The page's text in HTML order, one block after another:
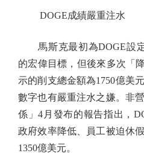
DOGE成績嚴重注水
馬斯克最初為DOGE設定
的宏偉目標，但後來多次「
示的削支總金額為1750億美
數字也有嚴重注水之嫌。非
係」4月發布的報告指出，
政府效率降低、員工被迫休
1350億美元。